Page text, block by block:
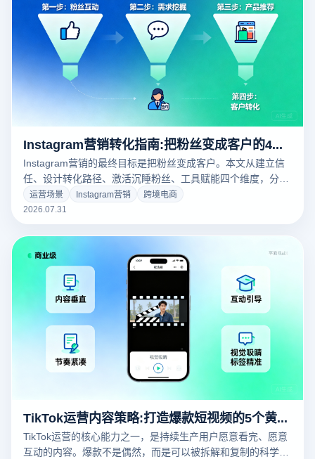
Instagram营销转化指南:把粉丝变成客户的4个实战步骤
Instagram营销的最终目标是把粉丝变成客户。本文从建立信
任、设计转化路径、激活沉睡粉丝、工具赋能四个维度，分享
把Instagram粉丝转化为付费客户的四个实战步骤，助你真正
实现从流量到销量的闭环。
运营场景 Instagram营销
跨境电商
2026.07.31
TikTok运营内容策略:打造爆款短视频的5个黄金法则
TikTok运营的核心能力之一，是持续生产用户愿意看完、愿意
互动的内容。爆款不是偶然，而是可以被拆解和复制的科学。